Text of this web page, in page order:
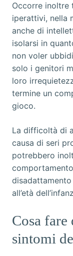
Occorre inoltre
iperattivi, nella
anche di
isolarsi in
non voler
solo i genitori
loro
termine un
gioco.
La difficoltà di
causa di seri
potrebbero
all’età
Cosa
sintomi